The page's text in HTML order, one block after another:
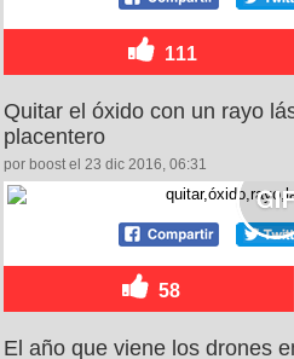
111
Quitar el óxido con un rayo
placentero
por boost el 23 dic 2016, 06:31
58
El año que viene los drones